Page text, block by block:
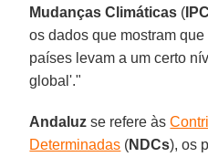
Mudanças Climáticas (
os dados que mostram
países levam a um certo
global'."
Andaluz se refere às
Determinadas (NDCs), os